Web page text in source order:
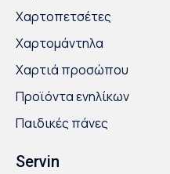
Χαρτοπετσέτες
Χαρτομάντηλα
Χαρτιά προσώπου
Προϊόντα ενηλίκων
Παιδικές πάνες
Servin